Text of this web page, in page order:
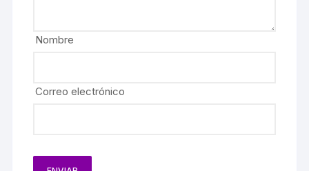
Nombre
Correo electrónico